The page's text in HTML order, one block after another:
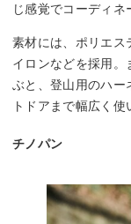
じ感覚でコーディネ
素材には、ポリエス
イロンなどを採用。
ぶと、登山用のハー
トドアまで幅広く使
チノパン